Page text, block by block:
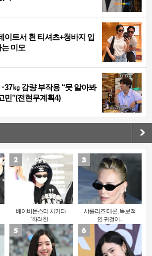
이트서 흰 티셔츠+청바지 입
미모
㎏ 감량 부작용 “못 알아봐
민”(전현무계획4)
베이비몬스터 치키타
‘화려한 ..
샤를리즈 테론, 독보적
인 귀걸이..